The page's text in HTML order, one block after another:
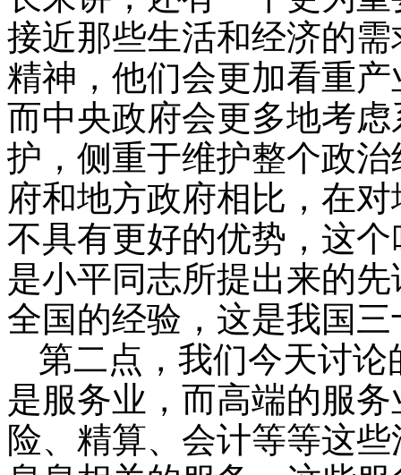
接近那些生活和经济的
精神，他们会更加看重
而中央政府会更多地考
护，侧重于维护整个政
府和地方政府相比，在
不具有更好的优势，这
是小平同志所提出来的
全国的经验，这是我国
第二点，我们今天讨
是服务业，而高端的服
险、精算、会计等等这